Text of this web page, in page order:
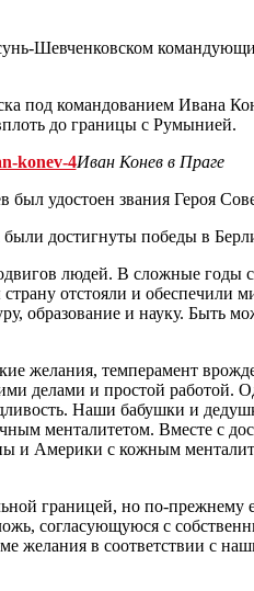
Шевченковском
под командованием Ивана
до границы с Румынией.
Иван Конев в Праге
удостоен звания Героя
достигнуты победы в
людей. В сложные годы
отстояли и обеспечили
образование и науку.
желания, темперамент
и простой работой.
Наши бабушки и
менталитетом. Вместе с
и Америки с кожным
границей, но по-
согласующуюся с
желания в соответствии